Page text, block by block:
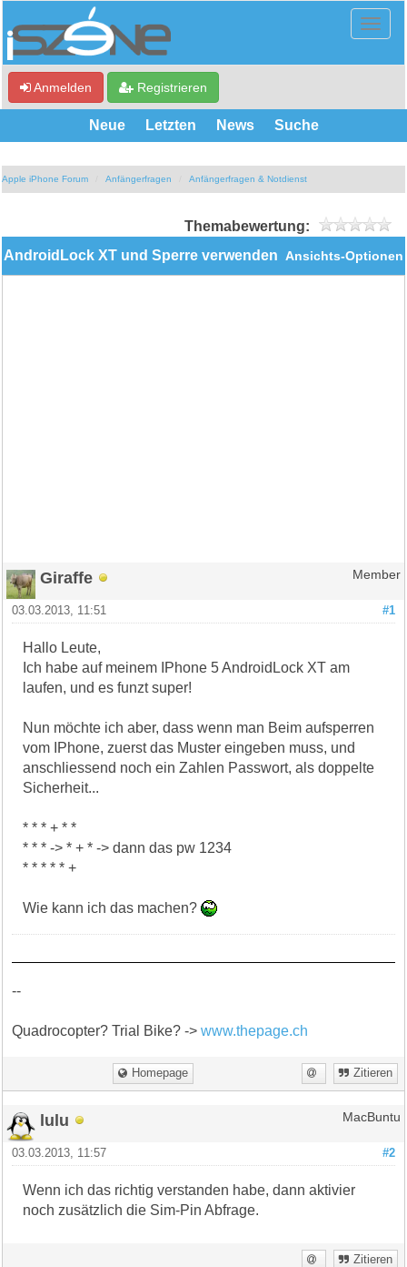
Anmelden Registrieren
Neue Letzten News Suche
Apple iPhone Forum Anfängerfragen Anfängerfragen & Notdienst
Themabewertung:
Ansichts-Optionen
AndroidLock XT und Sperre verwenden
Giraffe Member
#1
03.03.2013, 11:51
Hallo Leute,
Ich habe auf meinem IPhone 5 AndroidLock XT am
laufen, und es funzt super!
Nun möchte ich aber, dass wenn man Beim aufsperren
vom IPhone, zuerst das Muster eingeben muss, und
anschliessend noch ein Zahlen Passwort, als doppelte
Sicherheit...
* * * + * *
* * * -> * + * -> dann das pw 1234
* * * * * +
Wie kann ich das machen?
--
Quadrocopter? Trial Bike? ->www.thepage.ch
Homepage Zitieren
lulu MacBuntu
#2
03.03.2013, 11:57
Wenn ich das richtig verstanden habe, dann aktivier
noch zusätzlich die Sim-Pin Abfrage.
Zitieren